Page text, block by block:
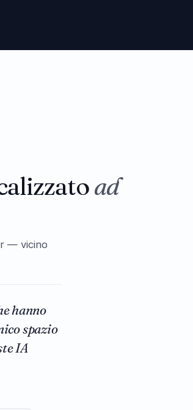
ad
— vicino
hanno
spazio
IA